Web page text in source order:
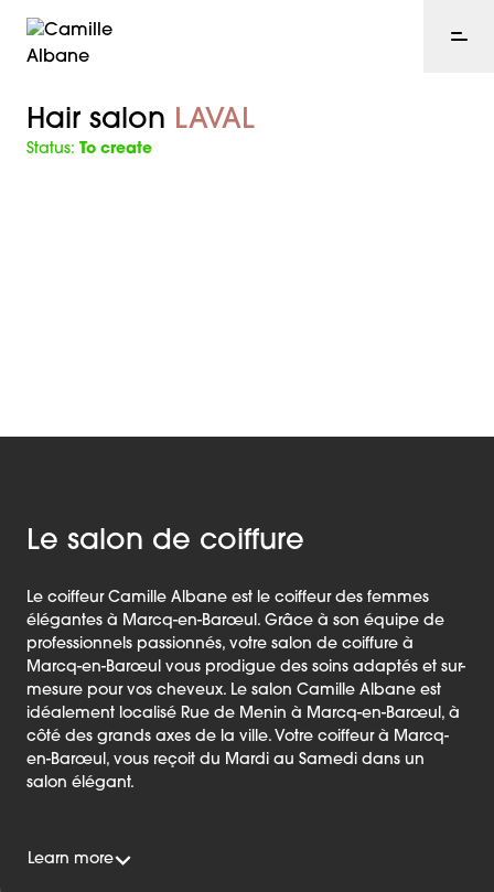
Hair salon LAVAL
Status: To create
Le salon de coiffure
Le coiffeur Camille Albane est le coiffeur des femmes
élégantes à Marcq-en-Barœul. Grâce à son équipe de
professionnels passionnés, votre salon de coiffure à
Marcq-en-Barœul vous prodigue des soins adaptés et sur-
mesure pour vos cheveux. Le salon Camille Albane est
idéalement localisé Rue de Menin à Marcq-en-Barœul, à
côté des grands axes de la ville. Votre coiffeur à Marcq-
en-Barœul, vous reçoit du Mardi au Samedi dans un
salon élégant.
Learn more